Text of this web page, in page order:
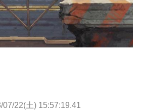
07/22(土) 15:57:19.41